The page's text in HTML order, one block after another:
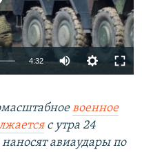
360p 480p
4:32
360p
480p
военное
с утра 24
авиаудары по